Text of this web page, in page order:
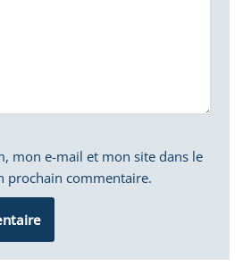
mon e-mail et mon site dans le
prochain commentaire.